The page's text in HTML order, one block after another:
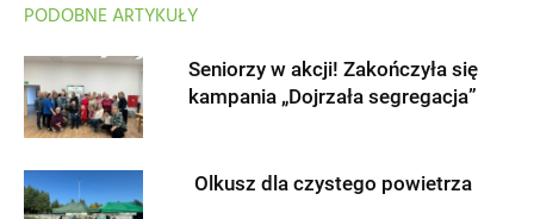
PODOBNE ARTYKUŁY
Seniorzy w akcji! Zakończyła się
kampania „Dojrzała segregacja”
Olkusz dla czystego powietrza